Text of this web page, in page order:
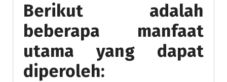
Berikut adalah
beberapa manfaat
utama yang dapat
diperoleh: